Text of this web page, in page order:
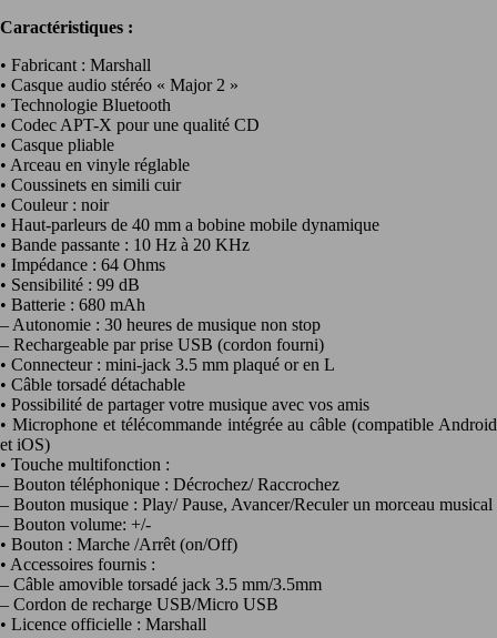
Caractéristiques :
• Fabricant : Marshall
• Casque audio stéréo « Major 2 »
• Technologie Bluetooth
• Codec APT-X pour une qualité CD
• Casque pliable
• Arceau en vinyle réglable
• Coussinets en simili cuir
• Couleur : noir
• Haut-parleurs de 40 mm a bobine mobile dynamique
• Bande passante : 10 Hz à 20 KHz
• Impédance : 64 Ohms
• Sensibilité : 99 dB
• Batterie : 680 mAh
– Autonomie : 30 heures de musique non stop
– Rechargeable par prise USB (cordon fourni)
• Connecteur : mini-jack 3.5 mm plaqué or en L
• Câble torsadé détachable
• Possibilité de partager votre musique avec vos amis
• Microphone et télécommande intégrée au câble (compatible Android
et iOS)
• Touche multifonction :
– Bouton téléphonique : Décrochez/ Raccrochez
– Bouton musique : Play/ Pause, Avancer/Reculer un morceau musical
– Bouton volume: +/-
• Bouton : Marche /Arrêt (on/Off)
• Accessoires fournis :
– Câble amovible torsadé jack 3.5 mm/3.5mm
– Cordon de recharge USB/Micro USB
• Licence officielle : Marshall